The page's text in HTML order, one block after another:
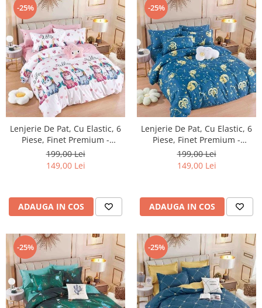
-25%
Lenjerie De Pat, Cu Elastic, 6
Piese, Finet Premium -
LPBF6PE27
199,00 Lei
149,00 Lei
ADAUGA IN COS
-25%
Lenjerie De Pat, Cu Elastic, 6
Piese, Finet Premium -
LPBF6PE28
199,00 Lei
149,00 Lei
ADAUGA IN COS
-25% -25%